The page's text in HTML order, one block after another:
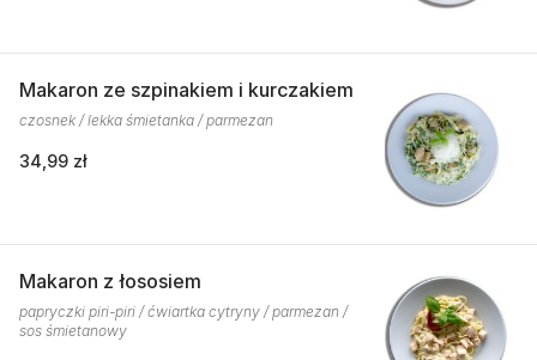
Makaron ze szpinakiem i kurczakiem
czosnek / lekka śmietanka / parmezan
34,99 zł
Makaron z łososiem
papryczki piri-piri / ćwiartka cytryny / parmezan /
sos śmietanowy